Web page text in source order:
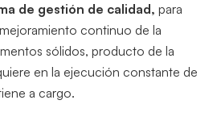
de gestión de calidad, para
continuo de la
sólidos, producto de la
en la ejecución constante de
a cargo.